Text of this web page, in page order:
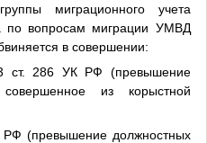
миграционного учета
по вопросам миграции УМВД
в совершении:
ст. 286 УК РФ (превышение
из корыстной
(превышение должностных